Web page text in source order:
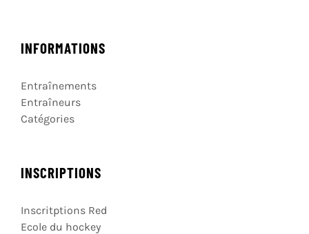
INFORMATIONS
Entraînements
Entraîneurs
Catégories
INSCRIPTIONS
Inscritptions Red
Ecole du hockey